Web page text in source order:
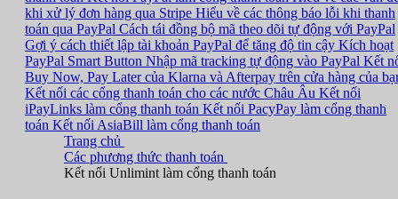
khi xử lý đơn hàng qua Stripe Hiểu về các thông báo lỗi khi thanh
toán qua PayPal Cách tái đồng bộ mã theo dõi tự động với PayPal
Gợi ý cách thiết lập tài khoản PayPal để tăng độ tin cậy Kích hoạt
PayPal Smart Button Nhập mã tracking tự động vào PayPal Kết
Buy Now, Pay Later của Klarna và Afterpay trên cửa hàng của
Kết nối các cổng thanh toán cho các nước Châu Âu Kết nối
iPayLinks làm cổng thanh toán Kết nối PacyPay làm cổng thanh
toán Kết nối AsiaBill làm cổng thanh toán
Trang chủ
Các phương thức thanh toán
Kết nối Unlimint làm cổng thanh toán